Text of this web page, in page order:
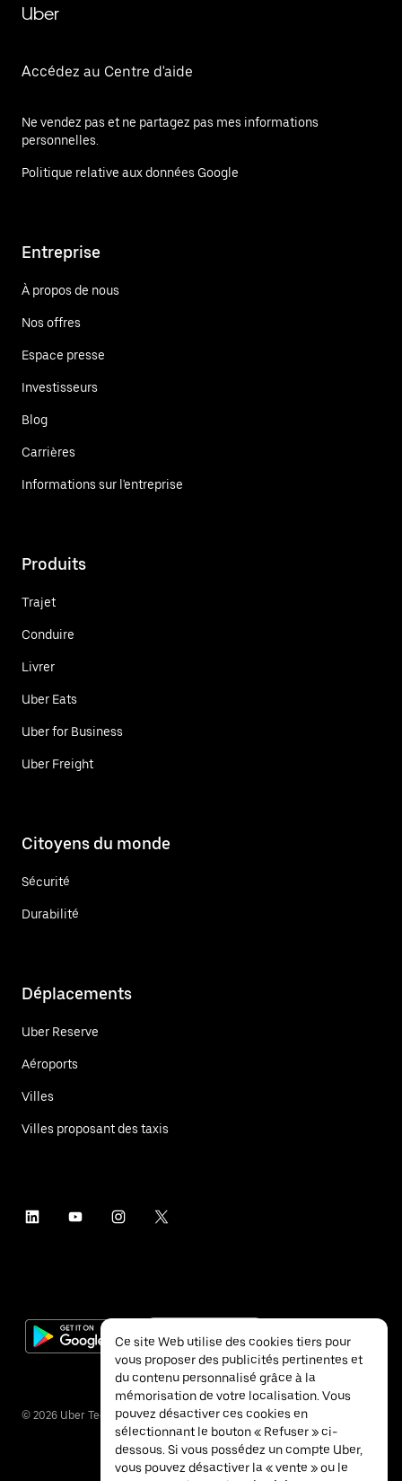
Uber
Accédez au Centre d'aide
Ne vendez pas et ne partagez pas mes informations
personnelles.
Politique relative aux données Google
Entreprise
À propos de nous
Nos offres
Espace presse
Investisseurs
Blog
Carrières
Informations sur l'entreprise
Produits
Trajet
Conduire
Livrer
Uber Eats
Uber for Business
Uber Freight
Citoyens du monde
Sécurité
Durabilité
Déplacements
Uber Reserve
Aéroports
Villes
Villes proposant des taxis
© 2026 Uber Technologies Inc.
Ce site Web utilise des cookies tiers pour
vous proposer des publicités pertinentes et
du contenu personnalisé grâce à la
mémorisation de votre localisation. Vous
pouvez désactiver ces cookies en
sélectionnant le bouton « Refuser » ci-
dessous. Si vous possédez un compte Uber,
vous pouvez désactiver la « vente » ou le